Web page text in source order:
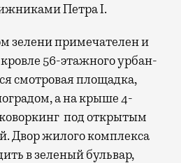
Петра I.
зелени примечателен и
56-этажного урбан-
смотровая площадка,
а на крыше 4-
под открытым
Двор жилого комплекса
в зеленый бульвар,